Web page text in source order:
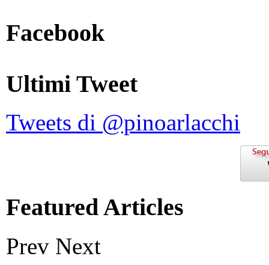
Facebook
Ultimi Tweet
Tweets di @pinoarlacchi
Featured Articles
Prev Next